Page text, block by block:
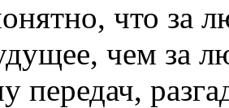
что за
чем за
передач,